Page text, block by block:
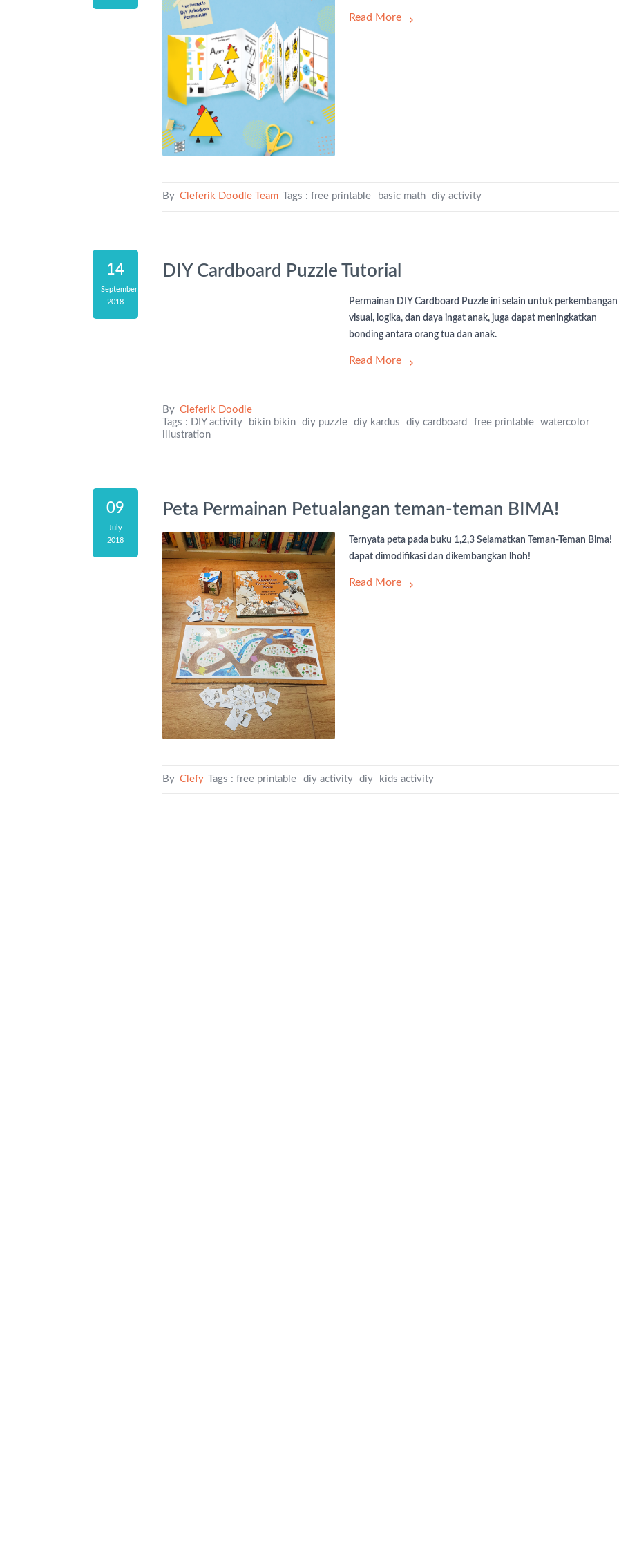
Read More
By Cleferik Doodle Team Tags :free printable basic math diy activity
14
September
2018
DIY Cardboard Puzzle Tutorial
Permainan DIY Cardboard Puzzle ini selain untuk perkembangan
visual, logika, dan daya ingat anak, juga dapat meningkatkan
bonding antara orang tua dan anak.
Read More
By Cleferik Doodle
Tags : DIY activity bikin bikin diy puzzle diy kardus diy cardboard free printable
watercolor
illustration
09
July
2018
Peta Permainan Petualangan teman-teman BIMA!
Ternyata peta pada buku 1,2,3 Selamatkan Teman-Teman Bima!
dapat dimodifikasi dan dikembangkan lhoh!
Read More
By Clefy Tags :free printable diy activity diy kids activity